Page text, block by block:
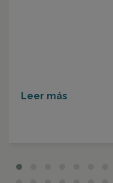
Leer más